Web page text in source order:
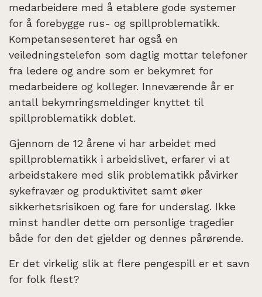
medarbeidere med å etablere gode systemer
for å forebygge rus- og spillproblematikk.
Kompetansesenteret har også en
veiledningstelefon som daglig mottar telefoner
fra ledere og andre som er bekymret for
medarbeidere og kolleger. Inneværende år er
antall bekymringsmeldinger knyttet til
spillproblematikk doblet.
Gjennom de 12 årene vi har arbeidet med
spillproblematikk i arbeidslivet, erfarer vi at
arbeidstakere med slik problematikk påvirker
sykefravær og produktivitet samt øker
sikkerhetsrisikoen og fare for underslag. Ikke
minst handler dette om personlige tragedier
både for den det gjelder og dennes pårørende.
Er det virkelig slik at flere pengespill er et savn
for folk flest?